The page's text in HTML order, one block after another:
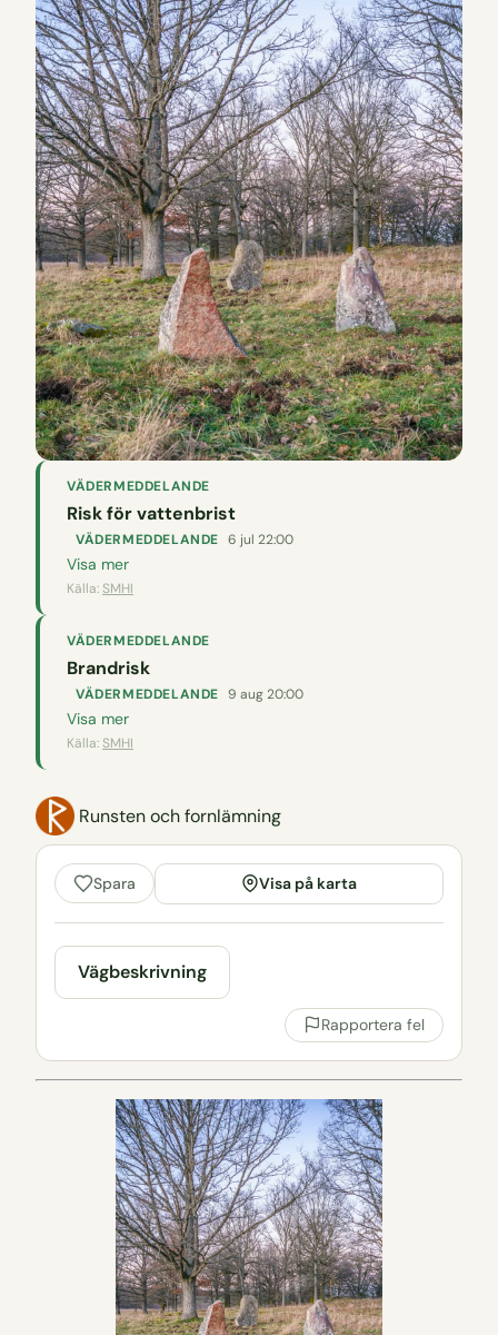
VÄDERMEDDELANDE
Risk för vattenbrist
VÄDERMEDDELANDE 6 jul 22:00
Visa mer
Källa: SMHI
VÄDERMEDDELANDE
Brandrisk
VÄDERMEDDELANDE 9 aug 20:00
Visa mer
Källa: SMHI
Runsten och fornlämning
Spara Visa på karta
Vägbeskrivning
Rapportera fel